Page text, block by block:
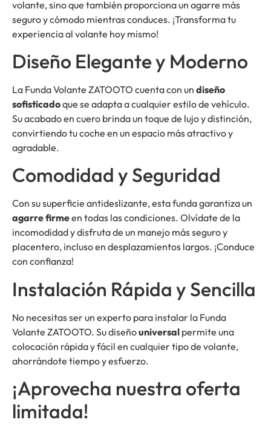
volante, sino que también proporciona un agarre más
seguro y cómodo mientras conduces. ¡Transforma tu
experiencia al volante hoy mismo!
Diseño Elegante y Moderno
La Funda Volante ZATOOTO cuenta con un diseño
sofisticadoque se adapta a cualquier estilo de vehículo.
Su acabado en cuero brinda un toque de lujo y distinción,
convirtiendo tu coche en un espacio más atractivo y
agradable.
Comodidad y Seguridad
Con su superficie antideslizante, esta funda garantiza un
agarre firmeen todas las condiciones. Olvídate de la
incomodidad y disfruta de un manejo más seguro y
placentero, incluso en desplazamientos largos. ¡Conduce
con confianza!
Instalación Rápida y Sencilla
No necesitas ser un experto para instalar la Funda
Volante ZATOOTO. Su diseñouniversal permite una
colocación rápida y fácil en cualquier tipo de volante,
ahorrándote tiempo y esfuerzo.
¡Aprovecha nuestra oferta
limitada!